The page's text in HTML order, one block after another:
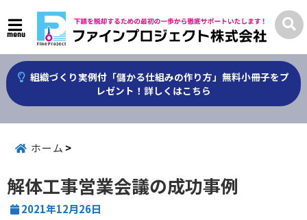
menu
組織づくり実例付「儲かる仕組みの作り方」無料小冊子をプ
レゼント！詳しくはこちら
ホーム
解体工事営業会議の成功事例
2021年12月26日